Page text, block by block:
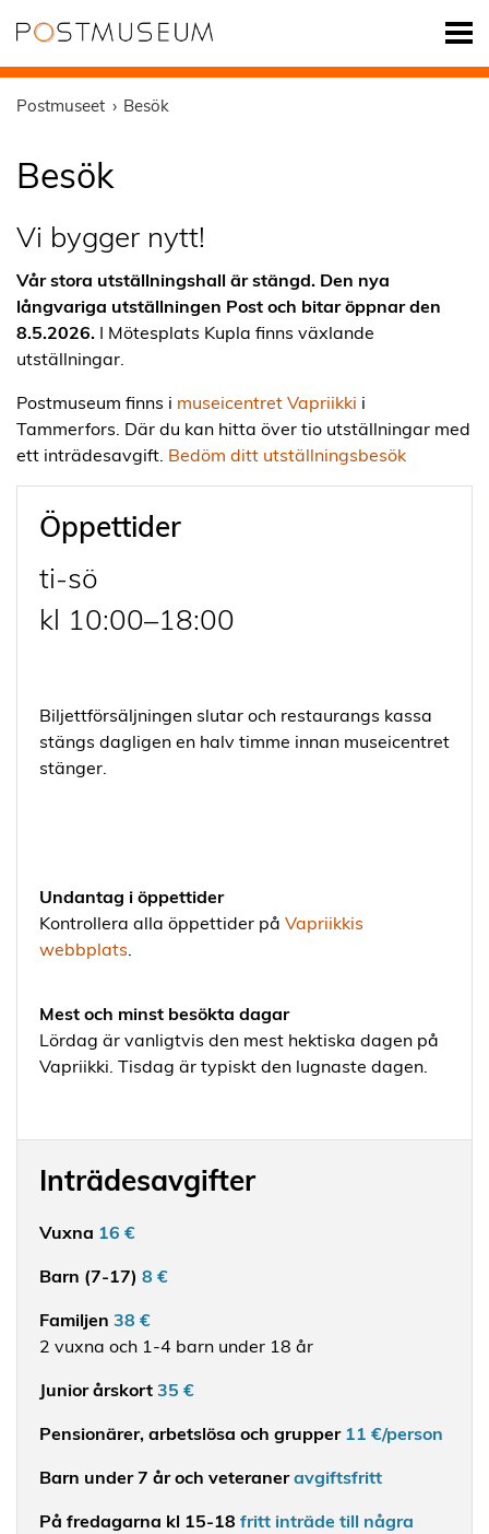
Postmuseet Besök
Besök
Vi bygger nytt!
Vår stora utställningshall är stängd. Den nya
långvariga utställningen Post och bitar öppnar den
8.5.2026. I Mötesplats Kupla finns växlande
utställningar.
Postmuseum finns i museicentret Vapriikki i
Tammerfors. Där du kan hitta över tio utställningar med
ett inträdesavgift. Bedöm ditt utställningsbesök
Öppettider
ti-sö
kl 10:00–18:00
Biljettförsäljningen slutar och restaurangs kassa
stängs dagligen en halv timme innan museicentret
stänger.
Undantag i öppettider
Kontrollera alla öppettider på Vapriikkis
webbplats.
Mest och minst besökta dagar
Lördag är vanligtvis den mest hektiska dagen på
Vapriikki. Tisdag är typiskt den lugnaste dagen.
Inträdesavgifter
Vuxna 16 €
Barn (7-17) 8 €
Familjen 38 €
2 vuxna och 1-4 barn under 18 år
Junior årskort35 €
Pensionärer, arbetslösa och grupper11 €/person
Barn under 7 år och veteraneravgiftsfritt
På fredagarna kl 15-18 fritt inträde till några